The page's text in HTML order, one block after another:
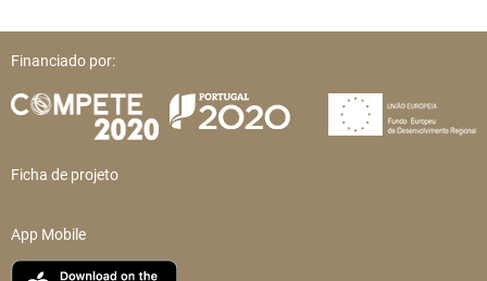
Financiado por:
Ficha de projeto
App Mobile